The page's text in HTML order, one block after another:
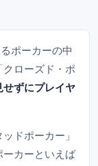
ポーカーの中
ローズド・ポ
ずにプレイヤ
ドポーカー」
ーカーといえば